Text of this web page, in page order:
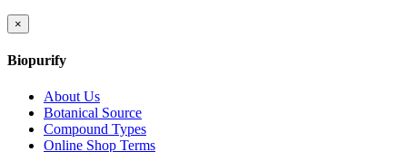
×
Biopurify
About Us
Botanical Source
Compound Types
Online Shop Terms